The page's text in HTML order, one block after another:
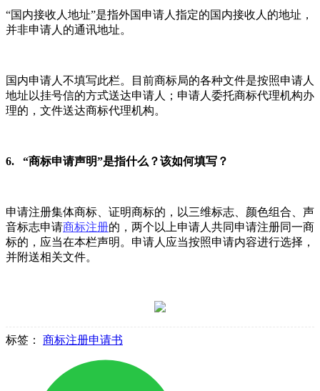
“国内接收人地址”是指外国申请人指定的国内接收人的地址，
并非申请人的通讯地址。
国内申请人不填写此栏。目前商标局的各种文件是按照申请人
地址以挂号信的方式送达申请人；申请人委托商标代理机构办
理的，文件送达商标代理机构。
6. “商标申请声明”是指什么？该如何填写？
申请注册集体商标、证明商标的，以三维标志、颜色组合、声
音标志申请商标注册的，两个以上申请人共同申请注册同一商
标的，应当在本栏声明。申请人应当按照申请内容进行选择，
并附送相关文件。
标签： 商标注册申请书